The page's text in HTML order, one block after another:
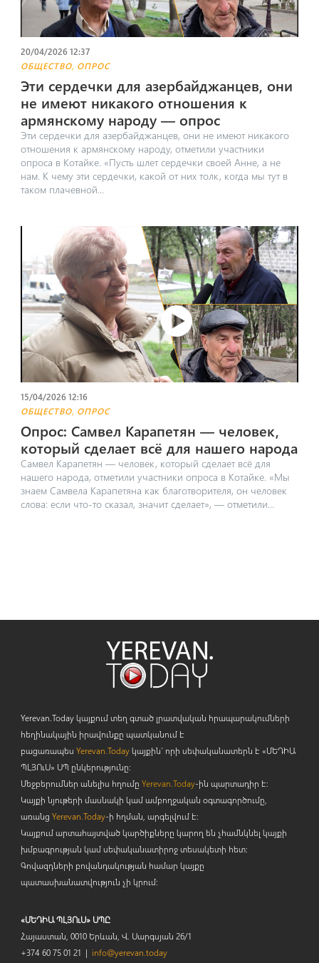
20/04/2026 12:37
ОБЩЕСТВО, ОПРОС
Эти сердечки для азербайджанцев, они
не имеют никакого отношения к
армянскому народу — опрос
Эти сердечки для азербайджанцев, они не имеют никакого
отношения к армянскому народу, отметили участники
опроса в Котайке. «Пусть шлет сердечки своей Анне, а не
нам. К чему эти сердечки, какой от них толк, когда мы тут в
таком плачевной...
15/04/2026 12:16
ОБЩЕСТВО, ОПРОС
Опрос: Самвел Карапетян — человек,
который сделает всё для нашего народа
Самвел Карапетян — человек, который сделает всё для
нашего народа, отметили участники опроса в Котайке. «Мы
знаем Самвела Карапетяна как благотворителя, он человек
слова: если что-то сказал, значит сделает», — отметили...
Yerevan.Today կայքում տեղ գտած լրատվական հրապարակումների
հեղինակային իրավունքը պատկանում է
բացառապես Yerevan.Todayկայքին` որի սեփականատերն է «ՄԵԴԻԱ
ՊԼՅՈւՍ» ՍՊ ընկերությունը։
Մեջբերումներ անելիս հղումը Yerevan.Today-ին պարտադիր է:
Կայքի նյութերի մասնակի կամ ամբողջական օգտագործումը,
առանց Yerevan.Today-ի հղման, արգելվում է:
Կայքում արտահայտված կարծիքները կարող են չհամնկնել կայքի
խմբագրության կամ սեփականատիրոջ տեսակետի հետ:
Գովազդների բովանդակության համար կայքը
պատասխանատվություն չի կրում:
«ՄԵԴԻԱ ՊԼՅՈւՍ» ՍՊԸ
Հայաստան, 0010 Երևան, Վ. Սարգսյան 26/1
+374 60 75 01 21 | info@yerevan.today